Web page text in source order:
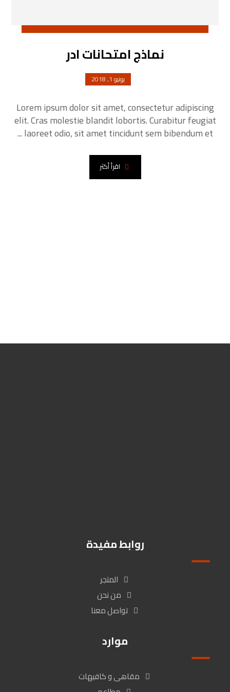
نماذج امتحانات ادر
يونيو 1, 2018
Lorem ipsum dolor sit amet, consectetur adipiscing
elit. Cras molestie blandit lobortis. Curabitur feugiat
laoreet odio, sit amet tincidunt sem bibendum et ...
اقرأ أكثر
روابط مفيدة
المتجر
من نحن
تواصل معنا
موارد
مقاهى و كافيهات